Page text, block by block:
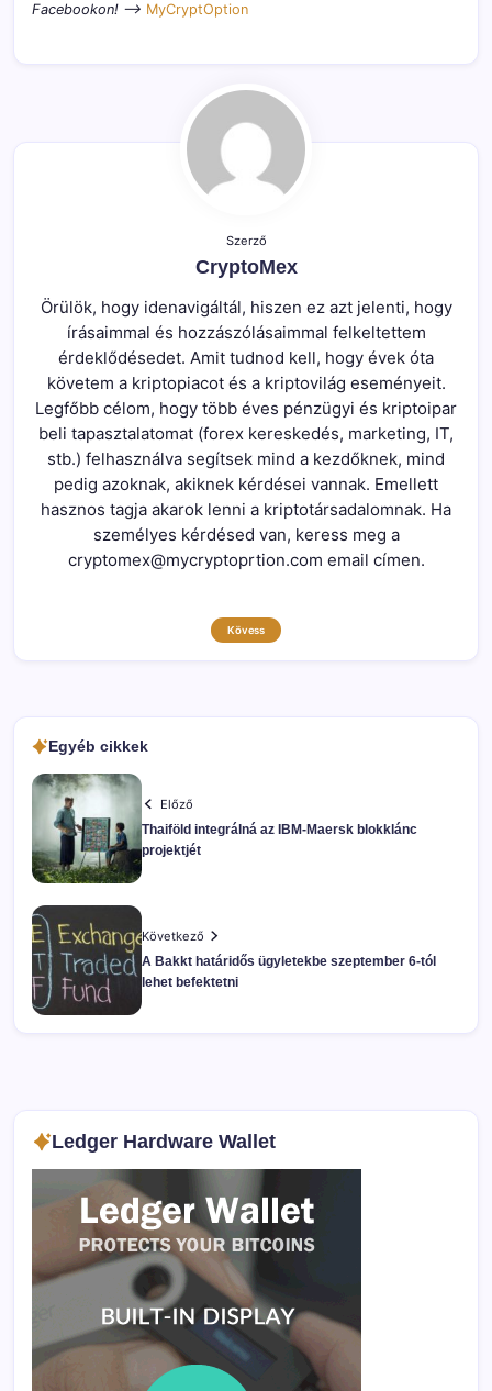
Facebookon! –> MyCryptOption
Szerző
CryptoMex
Örülök, hogy idenavigáltál, hiszen ez azt jelenti, hogy
írásaimmal és hozzászólásaimmal felkeltettem
érdeklődésedet. Amit tudnod kell, hogy évek óta
követem a kriptopiacot és a kriptovilág eseményeit.
Legfőbb célom, hogy több éves pénzügyi és kriptoipar
beli tapasztalatomat (forex kereskedés, marketing, IT,
stb.) felhasználva segítsek mind a kezdőknek, mind
pedig azoknak, akiknek kérdései vannak. Emellett
hasznos tagja akarok lenni a kriptotársadalomnak. Ha
személyes kérdésed van, keress meg a
cryptomex@mycryptoprtion.com email címen.
Kövess
Egyéb cikkek
Előző
Thaiföld integrálná az IBM-Maersk blokklánc
projektjét
Következő
A Bakkt határidős ügyletekbe szeptember 6-tól
lehet befektetni
Ledger Hardware Wallet